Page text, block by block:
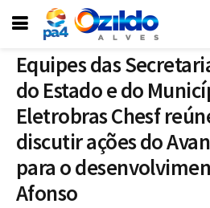
Equipes das
do Estado e do
Eletrobras Chesf
discutir ações do
para o
Afonso